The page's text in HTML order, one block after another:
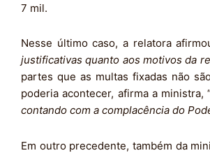
7 mil.
Nesse último caso, a relatora
justificativas quanto aos motivos da
partes que as multas fixadas não
poderia acontecer, afirma a ministra,
contando com a complacência do
Em outro precedente, também da